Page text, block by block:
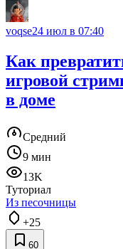
voqse24 июл в 07:40
Как
игровой
в доме
Средний
9 мин
13K
Туториал
Из песочницы
+25
60